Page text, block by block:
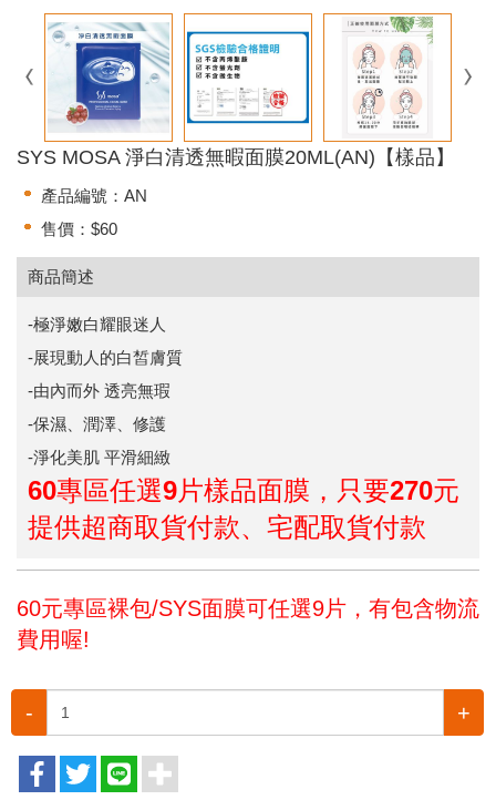
SYS MOSA 淨白清透無暇面膜20ML(AN)【樣品】
產品編號：AN
售價：$60
商品簡述
-極淨嫩白耀眼迷人
-展現動人的白皙膚質
-由內而外 透亮無瑕
-保濕、潤澤、修護
-淨化美肌 平滑細緻
60專區任選9片樣品面膜，只要270元
提供超商取貨付款、宅配取貨付款
60元專區裸包/SYS面膜可任選9片，有包含物流
費用喔!
- +